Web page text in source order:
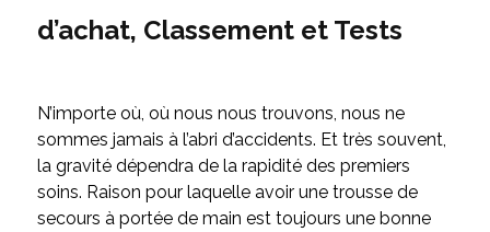
d’achat, Classement et Tests
N’importe où, où nous nous trouvons, nous ne
sommes jamais à l’abri d’accidents. Et très souvent,
la gravité dépendra de la rapidité des premiers
soins. Raison pour laquelle avoir une trousse de
secours à portée de main est toujours une bonne